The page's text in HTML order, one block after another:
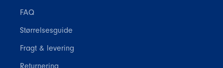
FAQ
Størrelsesguide
Fragt & levering
Returnering